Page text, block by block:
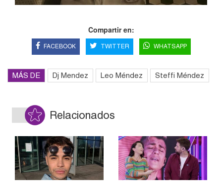
Compartir en:
FACEBOOK TWITTER WHATSAPP
MÁS DE Dj Mendez Leo Méndez Steffi Méndez
Relacionados